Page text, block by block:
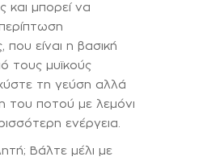
και μπορεί να
είναι η βασική
τους μυϊκούς
τη γεύση αλλά
του ποτού με λεμόνι
ενέργεια.
Βάλτε μέλι με